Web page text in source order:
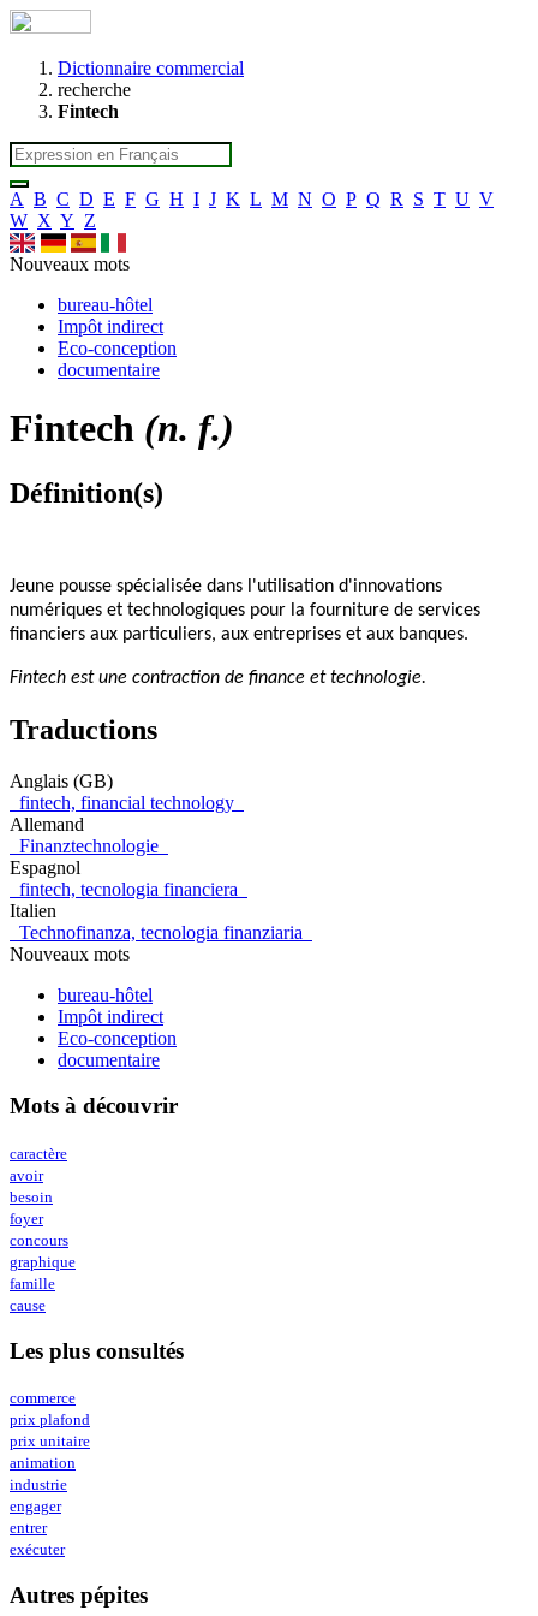
Dictionnaire commercial
recherche
Fintech
A B C D E F G H I J K L M N O P Q R S T U V
W X Y Z
Nouveaux mots
bureau-hôtel
Impôt indirect
Eco-conception
documentaire
Fintech (n. f.)
Définition(s)
Jeune pousse spécialisée dans l'utilisation d'innovations
numériques et technologiques pour la fourniture de services
financiers aux particuliers, aux entreprises et aux banques.
Fintech est une contraction de finance et technologie.
Traductions
Anglais (GB)
fintech, financial technology
Allemand
Finanztechnologie
Espagnol
fintech, tecnologia financiera
Italien
Technofinanza, tecnologia finanziaria
Nouveaux mots
bureau-hôtel
Impôt indirect
Eco-conception
documentaire
Mots à découvrir
caractère
avoir
besoin
foyer
concours
graphique
famille
cause
Les plus consultés
commerce
prix plafond
prix unitaire
animation
industrie
engager
entrer
exécuter
Autres pépites